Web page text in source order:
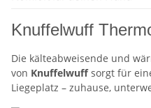
Knuffelwuff
Die kälteabweisende und
von Knuffelwuffsorgt für
Liegeplatz – zuhause,